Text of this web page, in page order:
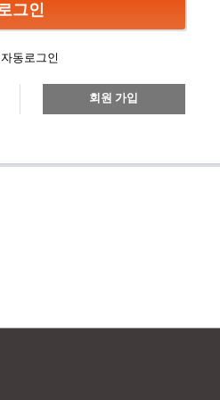
자동로그인
회원 가입